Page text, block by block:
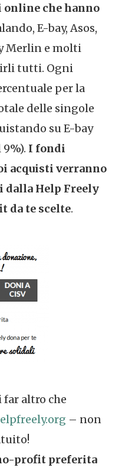
online che hanno
E-bay, Asos,
Merlin e molti
tutti. Ogni
per la
delle singole
su E-bay
I fondi
acquisti verranno
dalla Help Freely
da te scelte.
far altro che
– non
profit preferita